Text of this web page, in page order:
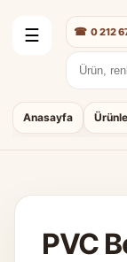
☰
Anasayfa
Arama:
☎ 0 212
PVC